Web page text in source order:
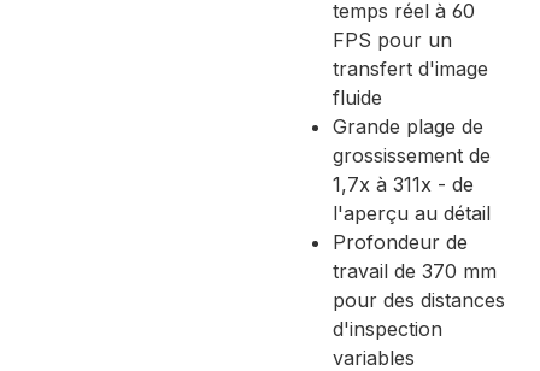
temps réel à 60
FPS pour un
transfert d'image
fluide
Grande plage de
grossissement de
1,7x à 311x - de
l'aperçu au détail
Profondeur de
travail de 370 mm
pour des distances
d'inspection
variables